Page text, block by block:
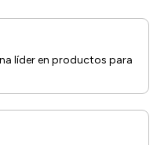
líder en productos para